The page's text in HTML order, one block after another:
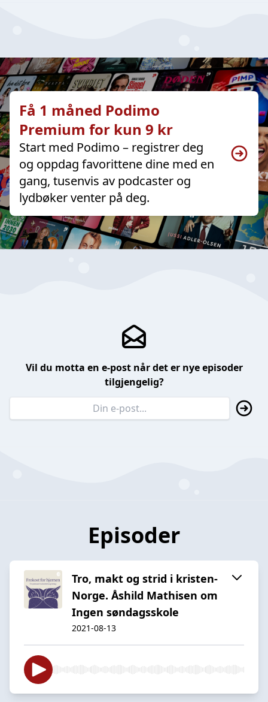
Få 1 måned Podimo
Premium for kun 9 kr
Start med Podimo – registrer deg
og oppdag favorittene dine med en
gang, tusenvis av podcaster og
lydbøker venter på deg.
Vil du motta en e-post når det er nye episoder
tilgjengelig?
Episoder
Tro, makt og strid i kristen-
Norge. Åshild Mathisen om
Ingen søndagsskole
2021-08-13